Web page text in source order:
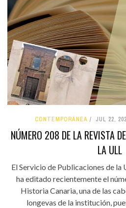
CONTEMPORÁNEA JUL 22,
NÚMERO 208 DE LA REVISTA
LA ULL
El Servicio de Publicaciones de la
ha editado recientemente el
Historia Canaria, una de las
longevas de la institución,